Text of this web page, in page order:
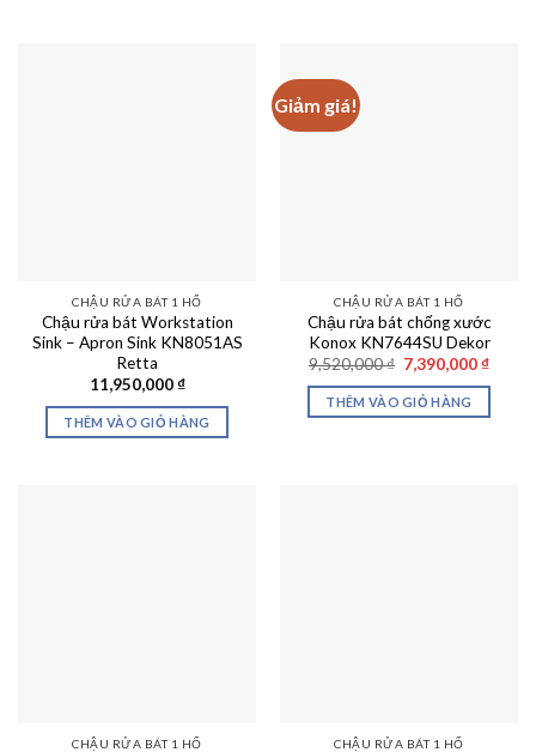
CHẬU RỬA BÁT 1 HỐ
Chậu rửa bát Workstation
Sink – Apron Sink KN8051AS
Retta
11,950,000₫
THÊM VÀO GIỎ HÀNG
Giảm giá!
CHẬU RỬA BÁT 1 HỐ
Chậu rửa bát chống xước
Konox KN7644SU Dekor
9,520,000₫ Giá
gốc
là:
9,520,000 ₫.
7,390,000 ₫Giá
THÊM VÀO GIỎ HÀNG
CHẬU RỬA BÁT 1 HỐ CHẬU RỬA BÁT 1 HỐ